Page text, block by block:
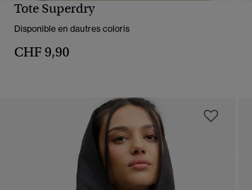
APERÇU RAPIDE
Tote Superdry
Disponible en dautres coloris
CHF 9,90